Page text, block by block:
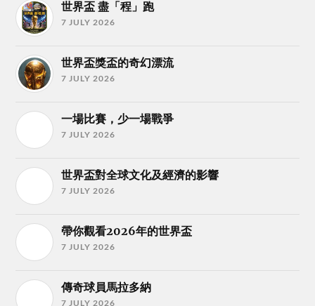
世界盃 盡「程」跑
7 JULY 2026
世界盃獎盃的奇幻漂流
7 JULY 2026
一場比賽，少一場戰爭
7 JULY 2026
世界盃對全球文化及經濟的影響
7 JULY 2026
帶你觀看2026年的世界盃
7 JULY 2026
傳奇球員馬拉多納
7 JULY 2026